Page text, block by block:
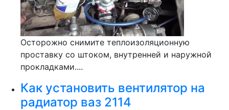
Осторожно снимите теплоизоляционную
проставку со штоком, внутренней и наружной
прокладками....
Как установить вентилятор на
радиатор ваз 2114